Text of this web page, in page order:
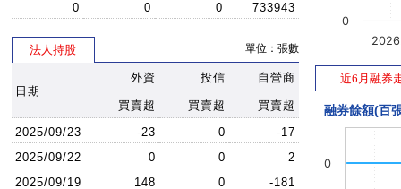
0
0 0 733943
法人持股 單位：張數
日期
外資 投信 自營商
買賣超 買賣超
買賣超
2025/09/23
-23 0
-17
2025/09/22
0 0
2
2025/09/19
148 0
-181
0
近6月融券
融券餘額(百
0